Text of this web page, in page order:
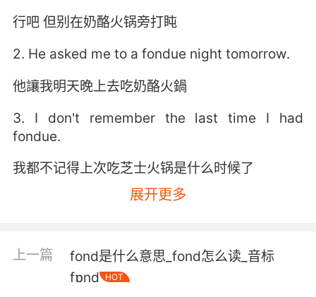
行吧 但别在奶酪火锅旁打盹
2. He asked me to a fondue night tomorrow.
他讓我明天晚上去吃奶酪火鍋
3. I don't remember the last time I had
fondue.
我都不记得上次吃芝士火锅是什么时候了
4. So, I heard one of you loves to fondue.
5. I say chef, but he worked at a fondue
展开更多
上一篇
fond是什么意思_fond怎么读_音标
fɒnd
HOT